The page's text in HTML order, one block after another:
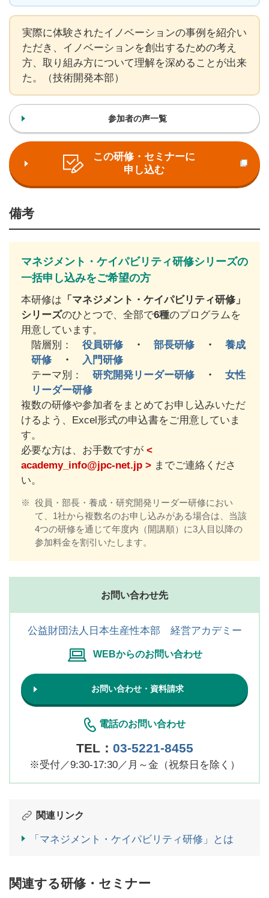
実際に体験されたイノベーションの事例を紹介い
ただき、イノベーションを創出するための考え
方、取り組み方について理解を深めることが出来
た。（技術開発本部）
参加者の声一覧
この研修・セミナーに
申し込む
備考
マネジメント・ケイパビリティ研修シリーズの
一括申し込みをご希望の方
本研修は 「マネジメント・ケイパビリティ研修」
シリーズのひとつで、全部で6種のプログラムを
用意しています。
階層別： 役員研修 ・ 部長研修 ・ 養成
研修 ・
入門研修
テーマ別： 研究開発リーダー研修 ・ 女性
リーダー研修
複数の研修や参加者をまとめてお申し込みいただ
けるよう、Excel形式の申込書をご用意していま
す。
必要な方は、お手数ですが <
academy_info@jpc-net.jp > までご連絡くださ
い。
※ 役員・部長・養成・研究開発リーダー研修におい
て、1社から複数名のお申し込みがある場合は、当該
4つの研修を通じて年度内（開講順）に3人目以降の
参加料金を割引いたします。
お問い合わせ先
公益財団法人日本生産性本部 経営アカデミー
WEBからのお問い合わせ
お問い合わせ・資料請求
電話のお問い合わせ
TEL： 03-5221-8455
※受付／9:30-17:30／月～金（祝祭日を除く）
関連リンク
「マネジメント・ケイパビリティ研修」とは
関連する研修・セミナー